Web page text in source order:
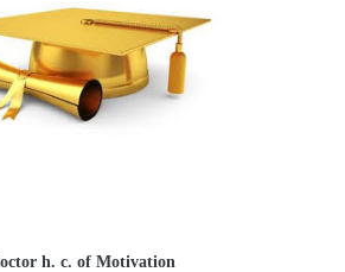
h. c. of Motivation